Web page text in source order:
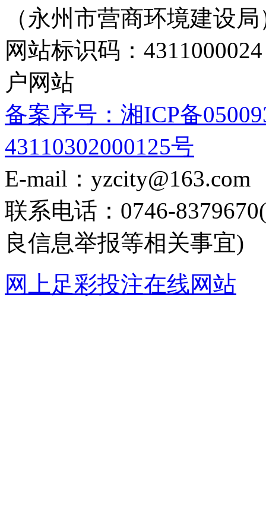
（永州市营商环境建设局
网站标识码：
户网站
备案序号：湘ICP备
43110302000125号
E-mail：yzcity@163.com
联系电话：0746-
良信息举报等相关事宜)
网上足彩投注在线网站